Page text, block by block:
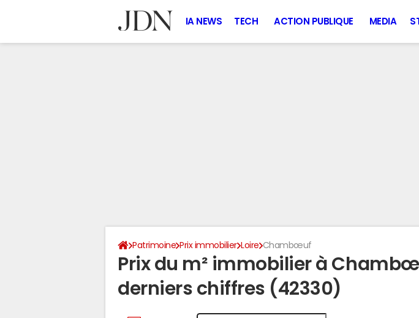
IA NEWS TECH ACTION PUBLIQUE MEDIA
Patrimoine Prix immobilier Loire Chambœuf
Prix du m² immobilier à
derniers chiffres (42330)